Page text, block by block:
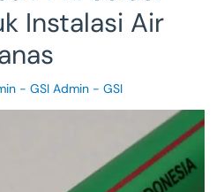
Instalasi Air
- GSI Admin - GSI